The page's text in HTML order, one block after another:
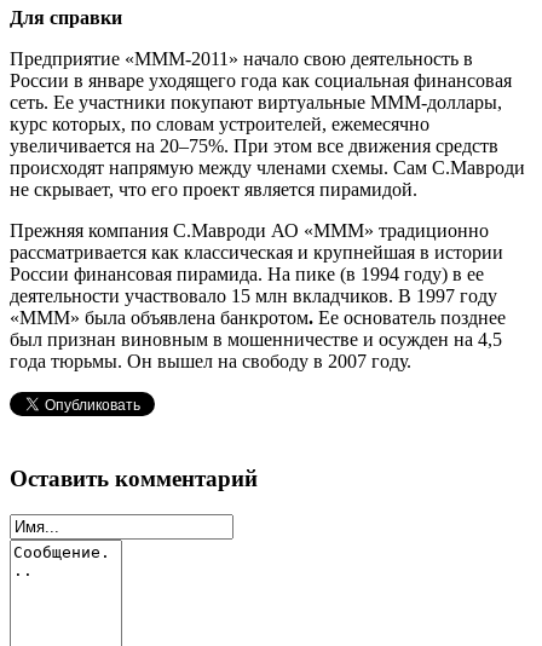
Для справки
Предприятие «МММ-2011» начало свою деятельность в
России в январе уходящего года как социальная финансовая
сеть. Ее участники покупают виртуальные МММ-доллары,
курс которых, по словам устроителей, ежемесячно
увеличивается на 20–75%. При этом все движения средств
происходят напрямую между членами схемы. Сам С.Мавроди
не скрывает, что его проект является пирамидой.
Прежняя компания С.Мавроди АО «МММ» традиционно
рассматривается как классическая и крупнейшая в истории
России финансовая пирамида. На пике (в 1994 году) в ее
деятельности участвовало 15 млн вкладчиков. В 1997 году
«МММ» была объявлена банкротом. Ее основатель позднее
был признан виновным в мошенничестве и осужден на 4,5
года тюрьмы. Он вышел на свободу в 2007 году.
Оставить комментарий